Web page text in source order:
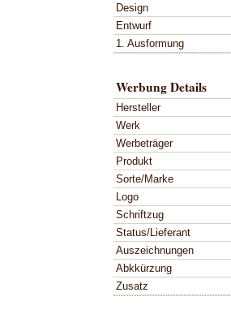
Design
Entwurf
1. Ausformung
Werbung Details
Hersteller
Werk
Werbeträger
Produkt
Sorte/Marke
Logo
Schriftzug
Status/Lieferant
Auszeichnungen
Abkkürzung
Zusatz